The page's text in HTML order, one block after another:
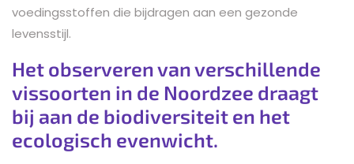
voedingsstoffen die bijdragen aan een gezonde
levensstijl.
Het observeren van verschillende
vissoorten in de Noordzee draagt
bij aan de biodiversiteit en het
ecologisch evenwicht.